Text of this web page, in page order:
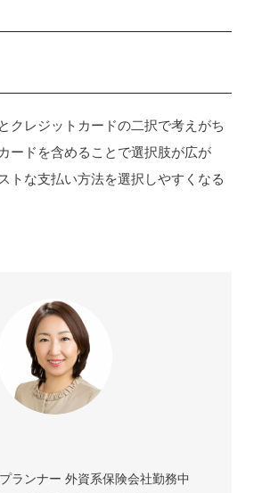
クレジットカードの二択で考えがち
ードを含めることで選択肢が広が
トな支払い方法を選択しやすくなる
ランナー 外資系保険会社勤務中